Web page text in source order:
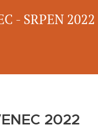
- SRPEN 2022
2022